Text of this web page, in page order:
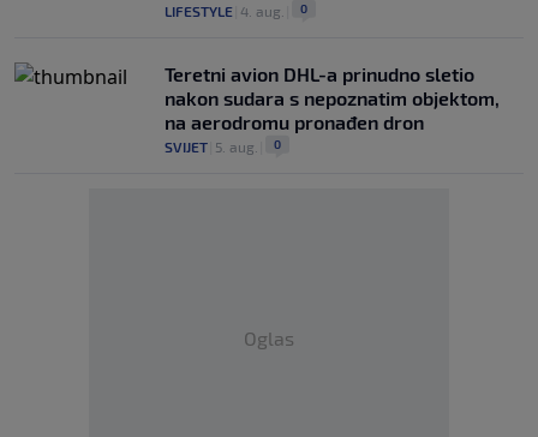
LIFESTYLE 4. aug. 0
Teretni avion DHL-a prinudno sletio
nakon sudara s nepoznatim objektom,
na aerodromu pronađen dron
SVIJET 5. aug. 0
Oglas